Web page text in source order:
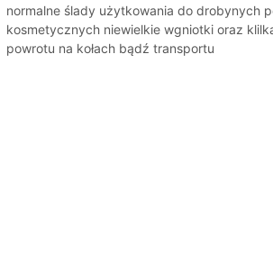
normalne ślady użytkowania do drobynych
kosmetycznych niewielkie wgniotki oraz
powrotu na kołach bądź transportu